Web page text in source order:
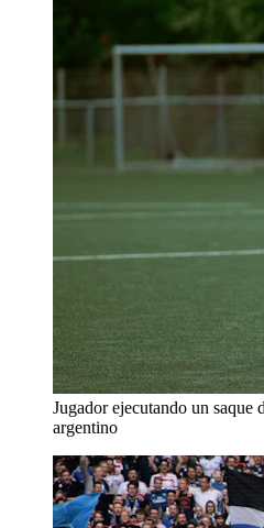
Jugador ejecutando un saque
argentino